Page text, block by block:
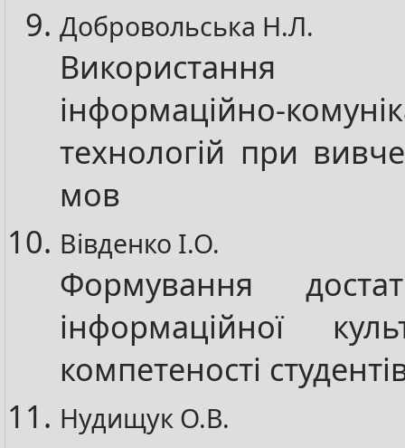
Добровольська Н.Л.
інформаційно-
технологій при
мов
Вівденко І.О.
Формування
інформаційної
компетеності
Нудищук О.В.